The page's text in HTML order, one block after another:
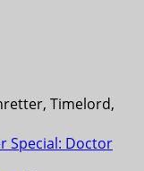
Timelord,
Special: Doctor